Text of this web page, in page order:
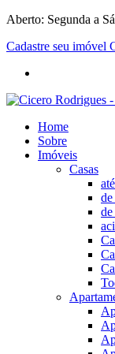
Aberto: Segunda a
Cadastre seu imóvel
Home
Sobre
Imóveis
Casas